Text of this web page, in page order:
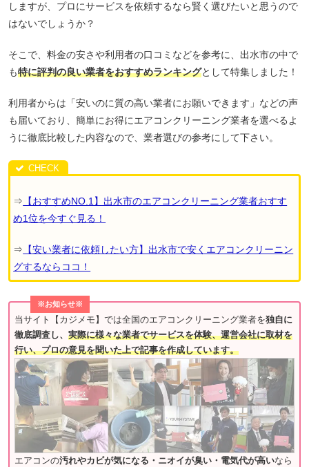
しますが、プロにサービスを依頼するなら賢く選びたいと思うので
はないでしょうか？
そこで、料金の安さや利用者の口コミなどを参考に、出水市の中で
も特に評判の良い業者をおすすめランキングとして特集しました！
利用者からは「安いのに質の高い業者にお願いできます」などの声
も届いており、簡単にお得にエアコンクリーニング業者を選べるよ
うに徹底比較した内容なので、業者選びの参考にして下さい。
⇒ 【おすすめNO.1】出水市のエアコンクリーニング業者おすす
め1位を今すぐ見る！
⇒ 【安い業者に依頼したい方】出水市で安くエアコンクリーニン
グするならココ！
※お知らせ※
当サイト【カジメモ】では全国のエアコンクリーニング業者を独自に
徹底調査し、 実際に様々な業者でサービスを体験、運営会社に取材を
行い、プロの意見を聞いた上で記事を作成しています。
エアコンの汚れやカビが気になる・ニオイが臭い・電気代が高いなら